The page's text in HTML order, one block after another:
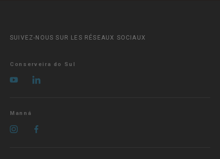
SUIVEZ-NOUS SUR LES RÉSEAUX SOCIAUX
Conserveira do Sul
Manná